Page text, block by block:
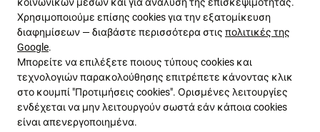
FixPremium Privacy Anti-
Spy Glass
6,04 €
ΣΕ ΑΠΌΘΕΜΑ
10+ τεμ
White
6,53 €
ΣΕ ΑΠΌΘΕΜΑ
Χρησιμοποιούμε επίσης cookies για την εξατομίκευση
διαφημίσεων — διαβάστε περισσότερα στις πολιτικές της
Google.
Μπορείτε να επιλέξετε ποιους τύπους cookies και
τεχνολογιών παρακολούθησης επιτρέπετε κάνοντας κλικ
στο κουμπί "Προτιμήσεις cookies". Ορισμένες λειτουργίες
ενδέχεται να μην λειτουργούν σωστά εάν κάποια cookies
είναι απενεργοποιημένα.